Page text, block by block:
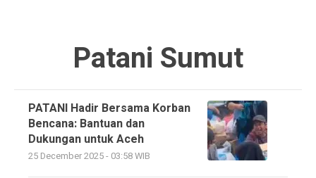
Patani Sumut
PATANI Hadir Bersama Korban
Bencana: Bantuan dan
Dukungan untuk Aceh
25 December 2025 - 03:58 WIB